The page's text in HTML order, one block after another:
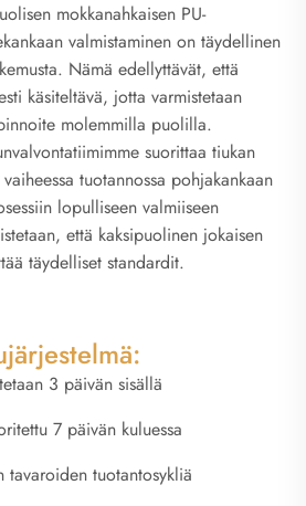
mokkanahkaisen PU-
valmistaminen on täydellinen
Nämä edellyttävät, että
käsiteltävä, jotta varmistetaan
molemmilla puolilla.
suorittaa tiukan
tuotannossa pohjakankaan
lopulliseen valmiiseen
että kaksipuolinen jokaisen
täydelliset standardit.
3 päivän sisällä
7 päivän kuluessa
tavaroiden tuotantosykliä